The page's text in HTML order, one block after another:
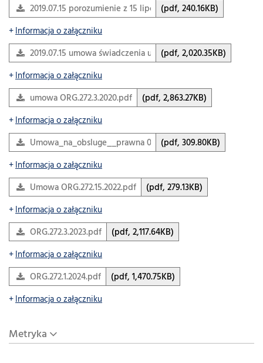
2019.07.15 porozumienie z 15 lipca 2019 r. o rozwiązaniu…
(pdf, 240.16KB)
Informacja o załączniku
2019.07.15 umowa świadczenia usług pomocy prawnej.pdf
(pdf, 2,020.35KB)
Informacja o załączniku
umowa ORG.272.3.2020.pdf
(pdf, 2,863.27KB)
Informacja o załączniku
Umowa_na_obsluge__prawna 03_2021.pdf(pdf, 309.80KB)
Informacja o załączniku
Umowa ORG.272.15.2022.pdf
(pdf, 279.13KB)
Informacja o załączniku
ORG.272.3.2023.pdf
(pdf, 2,117.64KB)
Informacja o załączniku
ORG.272.1.2024.pdf
(pdf, 1,470.75KB)
Informacja o załączniku
Metryka